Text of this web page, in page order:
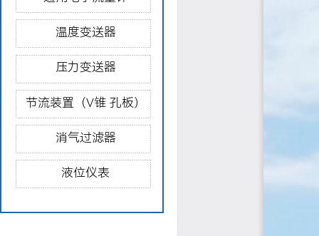
温度变送器
压力变送器
节流装置（V锥 孔板）
消气过滤器
液位仪表